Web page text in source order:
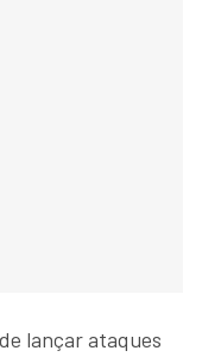
lançar ataques